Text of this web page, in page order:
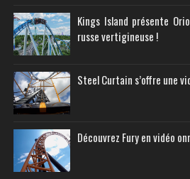
Kings Island présente
russe vertigineuse !
Steel Curtain s’offre une
Découvrez Fury en vidéo